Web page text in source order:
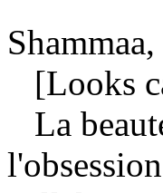
[Looks
La